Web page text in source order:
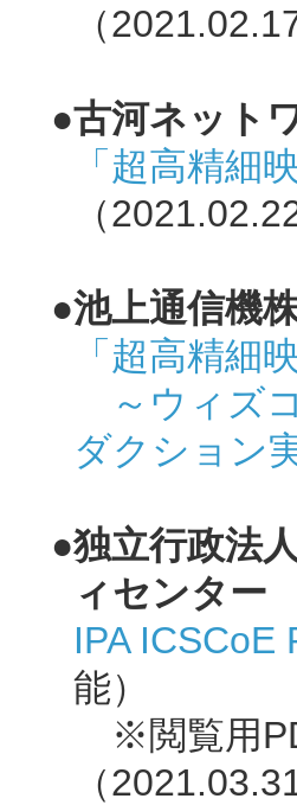
（2021.02.17
●古河ネット
「超高精細
（2021.02.22
●池上通信機
「超高精細
～ウィズ
ダクション
●独立行政法
ィセンター
IPA ICSCoE
能）
※閲覧用
（2021.03.31